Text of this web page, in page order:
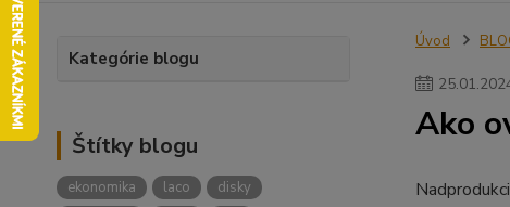
Kategórie blogu
Štítky blogu
ekonomika laco
disky
Úvod
25.01.
Ako